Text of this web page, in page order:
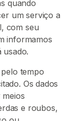
quando
um serviço a
com seu
informamos
usado.
tempo
Os dados
e roubos,